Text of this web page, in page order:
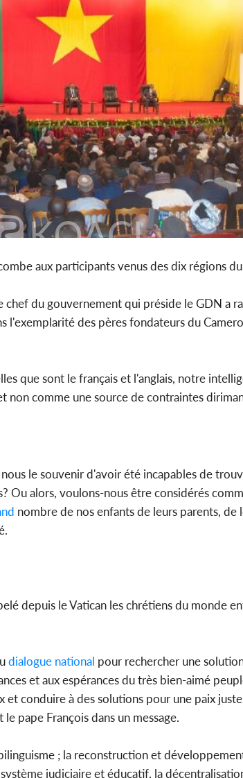
aux participants venus des dix régions
du gouvernement qui préside le GDN a
des pères fondateurs du
que sont le français et l'anglais, notre
comme une source de contraintes
le souvenir d'avoir été incapables de
Ou alors, voulons-nous être considérés
nombre de nos enfants de leurs parents, de
depuis le Vatican les chrétiens du monde
dialogue national pour rechercher une
et aux espérances du très bien-aimé
et conduire à des solutions pour une paix
pape François dans un message.
; la reconstruction et
judiciaire et éducatif, la